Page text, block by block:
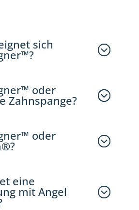
sich
oder
Zahnspange?
oder
eine
mit Angel